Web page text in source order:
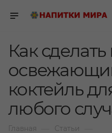
Как сделать
коктейль
любого
Главная Статьи